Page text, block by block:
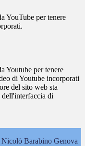
YouTube per tenere
Youtube per tenere
di Youtube incorporati
del sito web sta
di
Barabino Genova